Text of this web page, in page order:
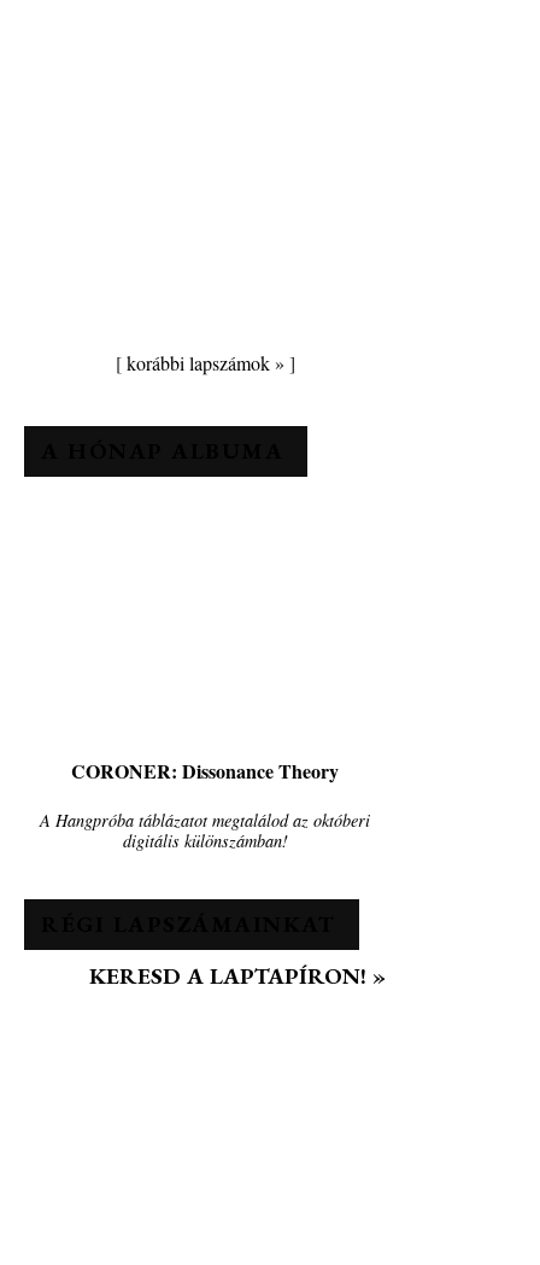
[korábbi lapszámok » ]
CORONER: Dissonance Theory
A Hangpróba táblázatot megtalálod az októberi
digitális különszámban!
KERESD A LAPTAPÍRON! »